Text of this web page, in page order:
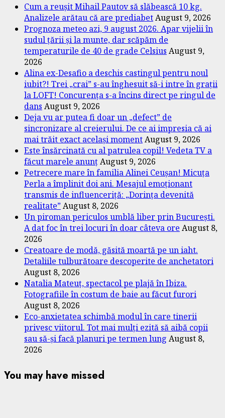
Cum a reușit Mihail Pautov să slăbească 10 kg.
Analizele arătau că are prediabetAugust 9, 2026
Prognoza meteo azi, 9 august 2026. Apar vijelii în
sudul țării și la munte, dar scăpăm de
temperaturile de 40 de grade Celsius August 9,
2026
Alina ex-Desafio a deschis castingul pentru noul
iubit?! Trei „crai” s-au înghesuit să-i intre în grații
la LOFT! Concurența s-a încins direct pe ringul de
dans August 9, 2026
Deja vu ar putea fi doar un „defect” de
sincronizare al creierului. De ce ai impresia că ai
mai trăit exact același momentAugust 9, 2026
Este însărcinată cu al patrulea copil! Vedeta TV a
făcut marele anunțAugust 9, 2026
Petrecere mare în familia Alinei Ceușan! Micuța
Perla a împlinit doi ani. Mesajul emoționant
transmis de influenceriță: „Dorința devenită
realitate”August 8, 2026
Un piroman periculos umblă liber prin București.
A dat foc în trei locuri în doar câteva ore August 8,
2026
Creatoare de modă, găsită moartă pe un iaht.
Detaliile tulburătoare descoperite de anchetatori
August 8, 2026
Natalia Mateuț, spectacol pe plajă în Ibiza.
Fotografiile în costum de baie au făcut furori
August 8, 2026
Eco-anxietatea schimbă modul în care tinerii
privesc viitorul. Tot mai mulți ezită să aibă copii
sau să-și facă planuri pe termen lung August 8,
2026
You may have missed